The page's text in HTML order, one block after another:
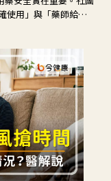
使用」與「藥師給